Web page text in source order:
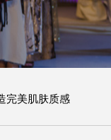
完美肌肤质感